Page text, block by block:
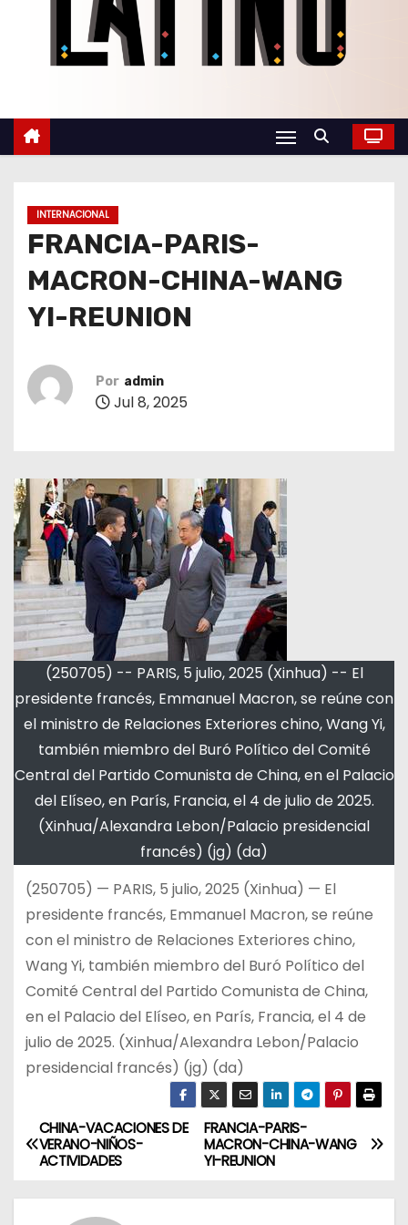
INTERNACIONAL
FRANCIA-PARIS-
MACRON-CHINA-WANG
YI-REUNION
Por admin
Jul 8, 2025
(250705) -- PARIS, 5 julio, 2025 (Xinhua) -- El
presidente francés, Emmanuel Macron, se reúne con
el ministro de Relaciones Exteriores chino, Wang Yi,
también miembro del Buró Político del Comité
Central del Partido Comunista de China, en el Palacio
del Elíseo, en París, Francia, el 4 de julio de 2025.
(Xinhua/Alexandra Lebon/Palacio presidencial
francés) (jg) (da)
(250705) — PARIS, 5 julio, 2025 (Xinhua) — El
presidente francés, Emmanuel Macron, se reúne
con el ministro de Relaciones Exteriores chino,
Wang Yi, también miembro del Buró Político del
Comité Central del Partido Comunista de China,
en el Palacio del Elíseo, en París, Francia, el 4 de
julio de 2025. (Xinhua/Alexandra Lebon/Palacio
presidencial francés) (jg) (da)
N
a
FRANCIA-PARIS-
MACRON-CHINA-WANG
YI-REUNION
CHINA-VACACIONES DE
VERANO-NIÑOS-
ACTIVIDADES